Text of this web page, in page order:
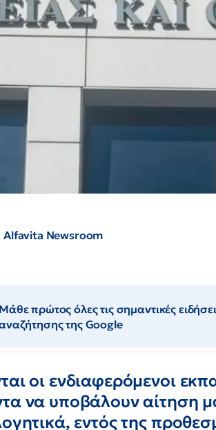
Alfavita Newsroom
Μάθε πρώτος όλες τις σημαντικές
της Google
οι ενδιαφερόμενοι
να υποβάλουν αίτηση
εντός της